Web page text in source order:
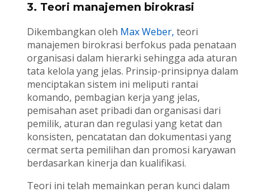
3. Teori manajemen birokrasi
Dikembangkan oleh Max Weber, teori
manajemen birokrasi berfokus pada penataan
organisasi dalam hierarki sehingga ada aturan
tata kelola yang jelas. Prinsip-prinsipnya dalam
menciptakan sistem ini meliputi rantai
komando, pembagian kerja yang jelas,
pemisahan aset pribadi dan organisasi dari
pemilik, aturan dan regulasi yang ketat dan
konsisten, pencatatan dan dokumentasi yang
cermat serta pemilihan dan promosi karyawan
berdasarkan kinerja dan kualifikasi.
Teori ini telah memainkan peran kunci dalam